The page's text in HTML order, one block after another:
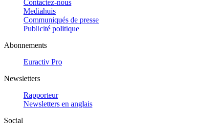
Contactez-nous
Mediahuis
Communiqués de presse
Publicité politique
Abonnements
Euractiv Pro
Newsletters
Rapporteur
Newsletters en anglais
Social